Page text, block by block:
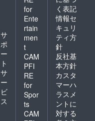
サ
ポ
ー
ト
サ
ー
ビ
ス
for
Ente
rtain
men
t
CAM
PFI
RE
for
Spor
ts
CAM
く表記
情報セ
キュリ
ティ方
針
反社基
本方針
カスタ
マーハ
ラスメ
ントに
対する